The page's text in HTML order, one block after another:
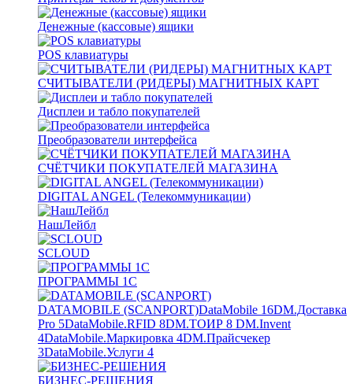
Денежные (кассовые) ящики
POS клавиатуры
СЧИТЫВАТЕЛИ (РИДЕРЫ) МАГНИТНЫХ КАРТ
Дисплеи и табло покупателей
Преобразователи интерфейса
СЧЁТЧИКИ ПОКУПАТЕЛЕЙ МАГАЗИНА
DIGITAL ANGEL (Телекоммуникации)
НашЛейбл
SCLOUD
ПРОГРАММЫ 1С
DATAMOBILE (SCANPORT)DataMobile 16DM.Доставка
Pro 5DataMobile.RFID 8DM.ТОИР 8 DM.Invent
4DataMobile.Маркировка 4DM.Прайсчекер
3DataMobile.Услуги 4
БИЗНЕС-РЕШЕНИЯ